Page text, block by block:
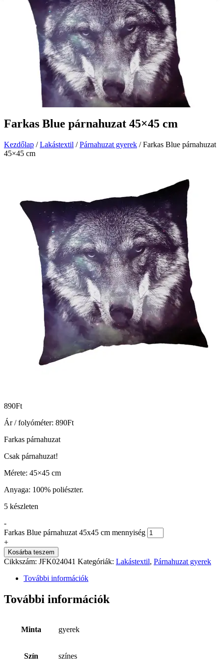
Farkas Blue párnahuzat 45×45 cm
Kezdőlap /Lakástextil /Párnahuzat gyerek / Farkas Blue párnahuzat
45×45 cm
890Ft
Ár / folyóméter: 890Ft
Farkas párnahuzat
Csak párnahuzat!
Mérete: 45×45 cm
Anyaga: 100% poliészter.
5 készleten
-
Farkas Blue párnahuzat 45x45 cm mennyiség
+
Kosárba teszem
Cikkszám: JFK024041 Kategóriák: Lakástextil, Párnahuzat gyerek
További információk
További információk
Minta gyerek
Szín színes